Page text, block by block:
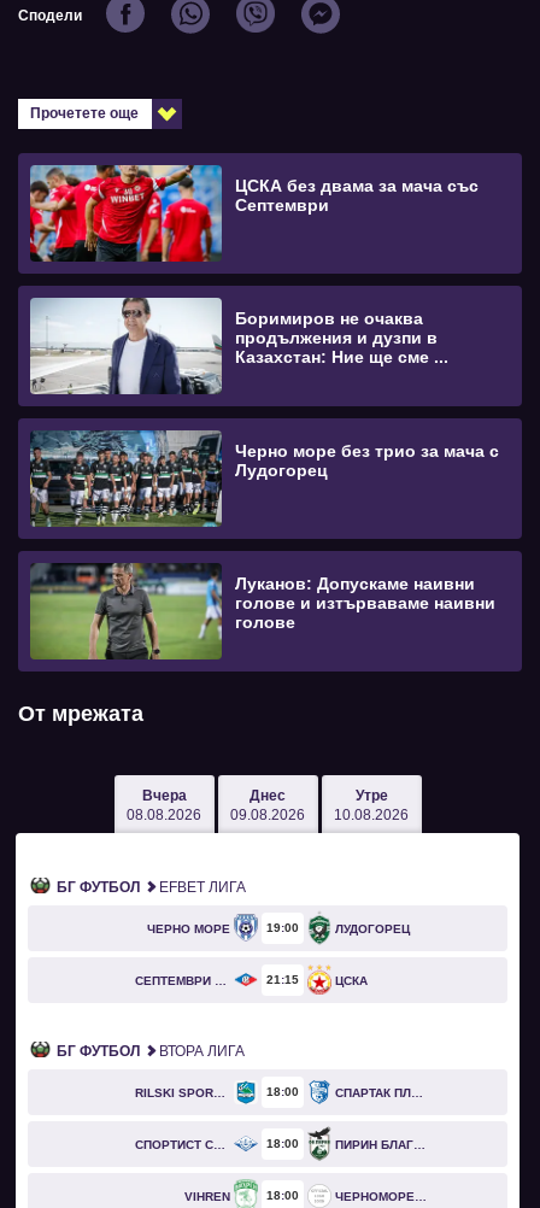
Сподели
Прочетете още
ЦСКА без двама за мача със
Септември
Боримиров не очаква
продължения и дузпи в
Казахстан: Ние ще сме ...
Черно море без трио за мача с
Лудогорец
Луканов: Допускаме наивни
голове и изтърваваме наивни
голове
От мрежата
Вчера
08.08.2026
Днес
09.08.2026
Утре
10.08.2026
БГ ФУТБОЛ EFBET ЛИГА
ЧЕРНО МОРЕ 19 00 ЛУДОГОРЕЦ
21 15 ЦСКА
БГ ФУТБОЛ ВТОРА ЛИГА
RILSKI SPORTIST 18 00 СПАРТАК ПЛЕВЕН
СПОРТИСТ СВОГЕ 18 00 ПИРИН БЛАГОЕВГРАД
VIHREN 18 00